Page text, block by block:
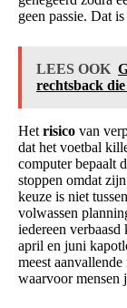
geen passie. Dat
LEES OOK
rechtsback
Het risico van
dat het voetbal
computer bepaalt
stoppen omdat
keuze is niet
volwassen
iedereen
april en juni
meest
waarvoor mensen